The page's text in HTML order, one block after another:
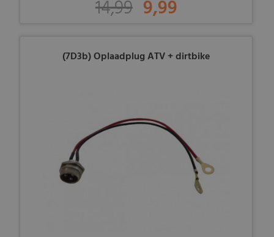
14,99 9,99
(7D3b) Oplaadplug ATV + dirtbike